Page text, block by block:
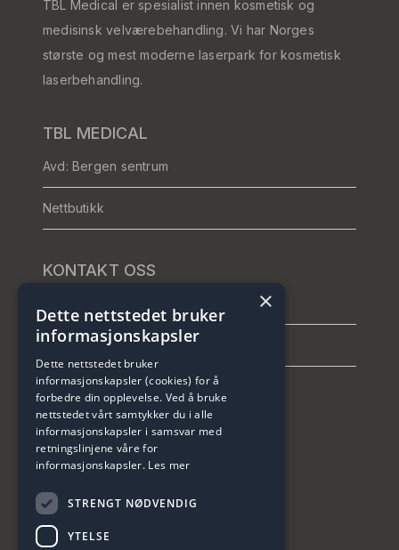
TBL Medical er spesialist innen kosmetisk og
medisinsk velværebehandling. Vi har Norges
største og mest moderne laserpark for kosmetisk
laserbehandling.
TBL MEDICAL
Avd: Bergen sentrum
Nettbutikk
KONTAKT OSS
info@tblmedical.no
Studentrabatt på …
06.Aug 2026
×
Dette nettstedet bruker
informasjonskapsler
Dette nettstedet bruker
informasjonskapsler (cookies) for å
forbedre din opplevelse. Ved å bruke
nettstedet vårt samtykker du i alle
informasjonskapsler i samsvar med
retningslinjene våre for
informasjonskapsler. Les mer
STRENGT NØDVENDIG
YTELSE